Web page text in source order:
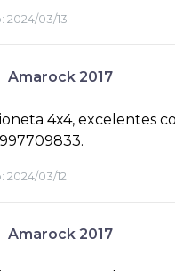
2024/03/13
Amarock 2017
4x4, excelentes
2024/03/12
Amarock 2017